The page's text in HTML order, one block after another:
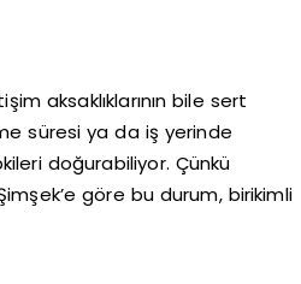
aksaklıklarının bile sert
süresi ya da iş yerinde
doğurabiliyor. Çünkü
göre bu durum, birikimli